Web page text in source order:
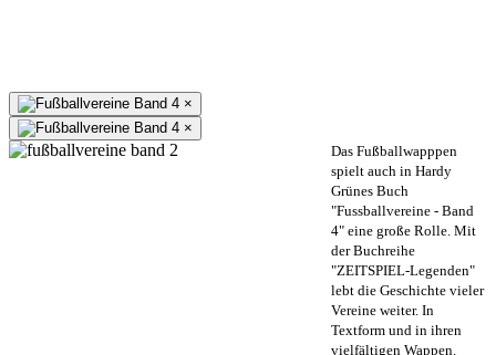
×
×
Das Fußballwapppen
spielt auch in Hardy
Grünes Buch
"Fussballvereine - Band
4" eine große Rolle. Mit
der Buchreihe
"ZEITSPIEL-Legenden"
lebt die Geschichte vieler
Vereine weiter. In
Textform und in ihren
vielfältigen Wappen.